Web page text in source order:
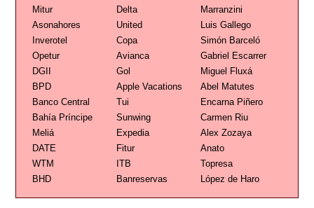
Mitur
Delta
Marranzini
Asonahores
United
Luis Gallego
Inverotel
Copa
Simón Barceló
Opetur
Avianca
Gabriel Escarrer
DGII
Gol
Miguel Fluxá
BPD
Apple Vacations
Abel Matutes
Banco Central
Tui
Encarna Piñero
Bahía Príncipe
Sunwing
Carmen Riu
Meliá
Expedia
Alex Zozaya
DATE
Fitur
Anato
WTM
ITB
Topresa
BHD
Banreservas López de Haro